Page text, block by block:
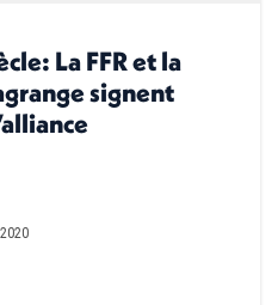
La FFR et la
signent